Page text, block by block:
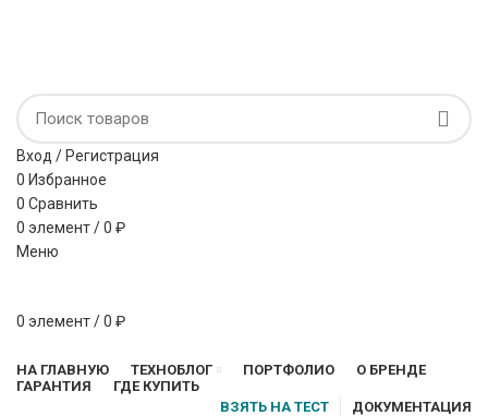
Вход / Регистрация
0 Избранное
0 Сравнить
0 элемент/0 ₽
Меню
0 элемент/0 ₽
НА ГЛАВНУЮ ТЕХНОБЛОГ ПОРТФОЛИО
О БРЕНДЕ
ГАРАНТИЯ
ГДЕ КУПИТЬ
ВЗЯТЬ НА ТЕСТ
ДОКУМЕНТАЦИЯ